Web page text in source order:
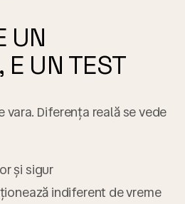
UN
E UN TEST
vara. Diferența reală se vede
și sigur
indiferent de vreme